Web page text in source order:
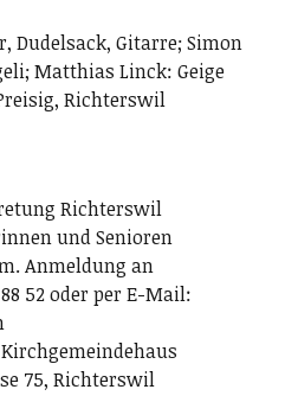
Dudelsack, Gitarre; ­Simon
Matthias Linck: Geige
Richterswil
Richterswil
und Senioren
Anmeldung an
52 oder per E-Mail:
75, Richterswil